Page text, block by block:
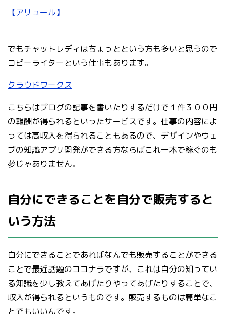
【アリュール】
でもチャットレディはちょっとという方も多いと思うので
コピーライターという仕事もあります。
クラウドワークス
こちらはブログの記事を書いたりするだけで１件３００円
の報酬が得られるといったサービスです。仕事の内容によ
っては高収入を得られることもあるので、デザインやウェ
ブの知識アプリ開発ができる方ならばこれ一本で稼ぐのも
夢じゃありません。
自分にできることを自分で販売すると
いう方法
自分にできることであればなんでも販売することができる
ことで最近話題のココナラですが、これは自分の知ってい
る知識を少し教えてあげたりやってあげたりすることで、
収入が得られるというものです。販売するものは簡単なこ
とでもいいんです。